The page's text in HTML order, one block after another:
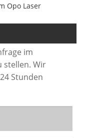
Opo Laser
im
stellen. Wir
Stunden